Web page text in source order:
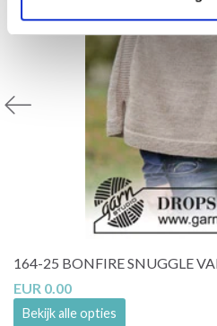
164-25 BONFIRE SNUGGLE
EUR 0.00
Bekijk alle opties